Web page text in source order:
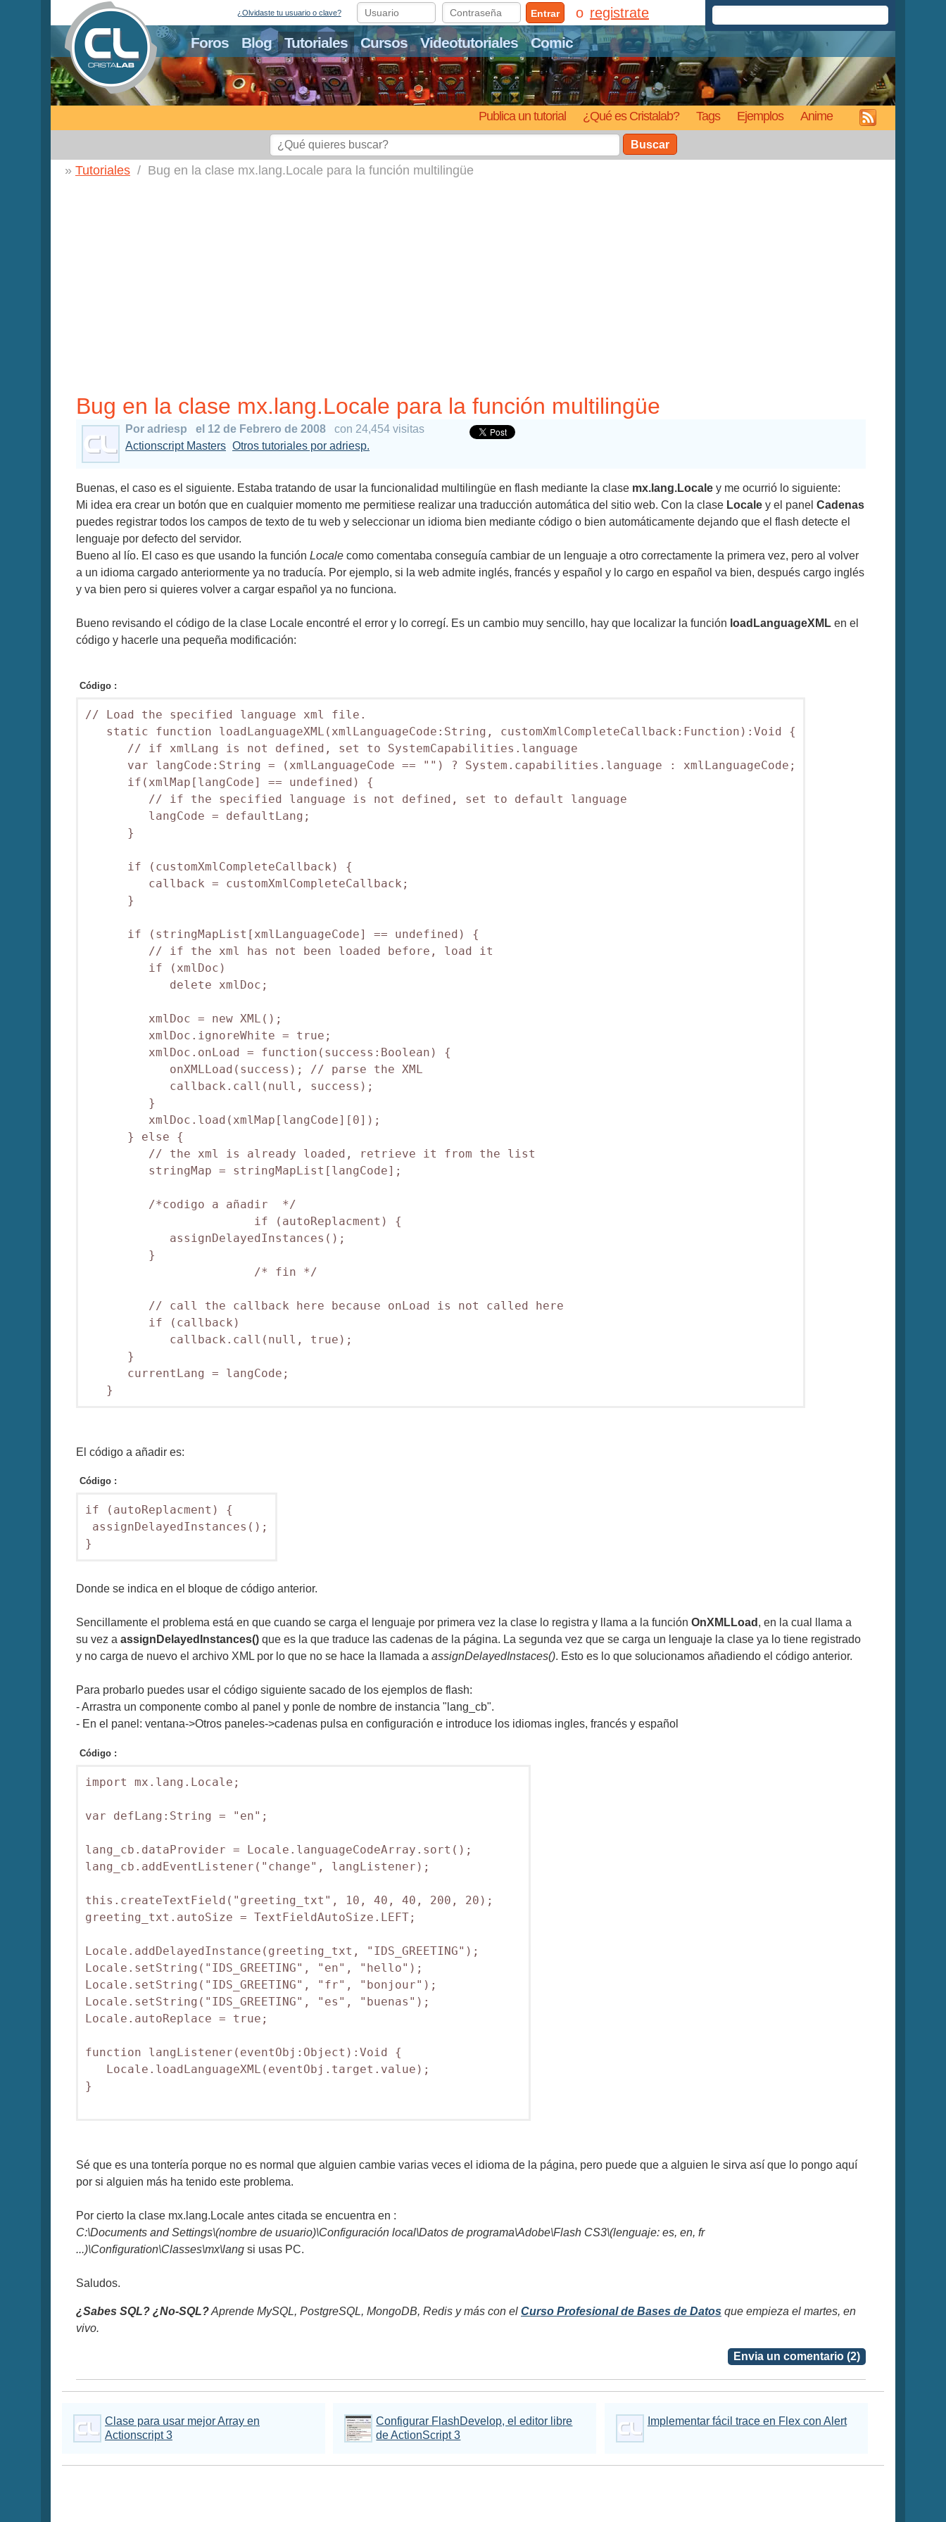
Foros Blog Tutoriales Cursos Videotutoriales Comic
Publica un tutorial ¿Qué es Cristalab? Tags Ejemplos Anime
¿Olvidaste tu usuario o clave? Entrar registrate
Buscar
Tutoriales Bug en la clase mx.lang.Locale para la función multilingüe
Bug en la clase mx.lang.Locale para la función multilingüe
Por adriesp el 12 de Febrero de 2008
con 24,454 visitas
Actionscript Masters Otros tutoriales por adriesp.
Buenas, el caso es el siguiente. Estaba tratando de usar la funcionalidad multilingüe en flash mediante la clase mx.lang.Locale y me ocurrió lo siguiente:
Mi idea era crear un botón que en cualquier momento me permitiese realizar una traducción automática del sitio web. Con la clase Locale y el panel Cadenas
puedes registrar todos los campos de texto de tu web y seleccionar un idioma bien mediante código o bien automáticamente dejando que el flash detecte el
lenguaje por defecto del servidor.
Bueno al lío. El caso es que usando la función Locale como comentaba conseguía cambiar de un lenguaje a otro correctamente la primera vez, pero al volver
a un idioma cargado anteriormente ya no traducía. Por ejemplo, si la web admite inglés, francés y español y lo cargo en español va bien, después cargo inglés
y va bien pero si quieres volver a cargar español ya no funciona.
Bueno revisando el código de la clase Locale encontré el error y lo corregí. Es un cambio muy sencillo, hay que localizar la función loadLanguageXML en el
código y hacerle una pequeña modificación:
Código :
// Load the specified language xml file.
static function loadLanguageXML(xmlLanguageCode:String, customXmlCompleteCallback:Function):Void {
// if xmlLang is not defined, set to SystemCapabilities.language
var langCode:String = (xmlLanguageCode == "") ? System.capabilities.language : xmlLanguageCode;
if(xmlMap[langCode] == undefined) {
// if the specified language is not defined, set to default language
langCode = defaultLang;
}
if (customXmlCompleteCallback) {
callback = customXmlCompleteCallback;
}
if (stringMapList[xmlLanguageCode] == undefined) {
// if the xml has not been loaded before, load it
if (xmlDoc)
delete xmlDoc;
xmlDoc = new XML();
xmlDoc.ignoreWhite = true;
xmlDoc.onLoad = function(success:Boolean) {
onXMLLoad(success); // parse the XML
callback.call(null, success);
}
xmlDoc.load(xmlMap[langCode][0]);
} else {
// the xml is already loaded, retrieve it from the list
stringMap = stringMapList[langCode];
/*codigo a añadir  */
if (autoReplacment) {
assignDelayedInstances();
}
/* fin */
// call the callback here because onLoad is not called here
if (callback)
callback.call(null, true);
}
currentLang = langCode;
El código a añadir es:
Código :
if (autoReplacment) {
}
Donde se indica en el bloque de código anterior.
Sencillamente el problema está en que cuando se carga el lenguaje por primera vez la clase lo registra y llama a la función OnXMLLoad , en la cual llama a
su vez a assignDelayedInstances() que es la que traduce las cadenas de la página. La segunda vez que se carga un lenguaje la clase ya lo tiene registrado
y no carga de nuevo el archivo XML por lo que no se hace la llamada a assignDelayedInstaces(). Esto es lo que solucionamos añadiendo el código anterior.
Para probarlo puedes usar el código siguiente sacado de los ejemplos de flash:
- Arrastra un componente combo al panel y ponle de nombre de instancia "lang_cb".
- En el panel: ventana->Otros paneles->cadenas pulsa en configuración e introduce los idiomas ingles, francés y español
Código :
import mx.lang.Locale;
var defLang:String = "en";
lang_cb.dataProvider = Locale.languageCodeArray.sort();
lang_cb.addEventListener("change", langListener);
this.createTextField("greeting_txt", 10, 40, 40, 200, 20);
greeting_txt.autoSize = TextFieldAutoSize.LEFT;
Locale.addDelayedInstance(greeting_txt, "IDS_GREETING");
Locale.setString("IDS_GREETING", "en", "hello");
Locale.setString("IDS_GREETING", "fr", "bonjour");
Locale.setString("IDS_GREETING", "es", "buenas");
Locale.autoReplace = true;
function langListener(eventObj:Object):Void {
Locale.loadLanguageXML(eventObj.target.value);
}
Sé que es una tontería porque no es normal que alguien cambie varias veces el idioma de la página, pero puede que a alguien le sirva así que lo pongo aquí
por si alguien más ha tenido este problema.
Por cierto la clase mx.lang.Locale antes citada se encuentra en :
C:\Documents and Settings\(nombre de usuario)\Configuración local\Datos de programa\Adobe\Flash CS3\(lenguaje: es, en, fr
...)\Configuration\Classes\mx\lang si usas PC.
Saludos.
¿Sabes SQL? ¿No-SQL?Aprende MySQL, PostgreSQL, MongoDB, Redis y más con el Curso Profesional de Bases de Datos que empieza el martes, en
vivo.
Envia un comentario (2)
Clase para usar mejor Array en
Actionscript 3
Configurar FlashDevelop, el editor libre
de ActionScript 3
Implementar fácil trace en Flex con Alert